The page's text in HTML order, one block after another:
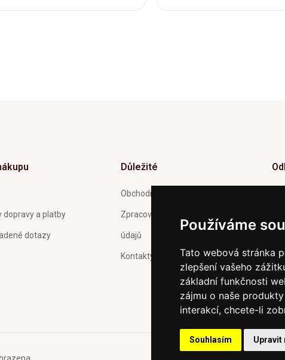
Používáme
Tato webová stránka
zlepšení vašeho
základní funkčnosti
zájmu o naše
interakcí, chcete-li
Souhlasím Upravit
dopravy a platby
dotazy
Důležité
Obchodní podmínky
Zpracování a ochrana osobních
údajů
Kontakty